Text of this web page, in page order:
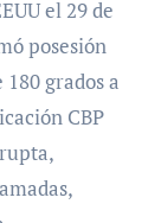
el 29 de
posesión
grados a
CBP